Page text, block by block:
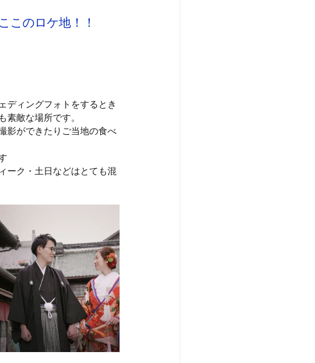
このロケ地！！
ディングフォトをするとき
敵な場所です。
影ができたりご当地の食べ
ーク・土日などはとても混